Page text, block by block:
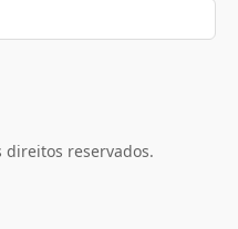
direitos reservados.